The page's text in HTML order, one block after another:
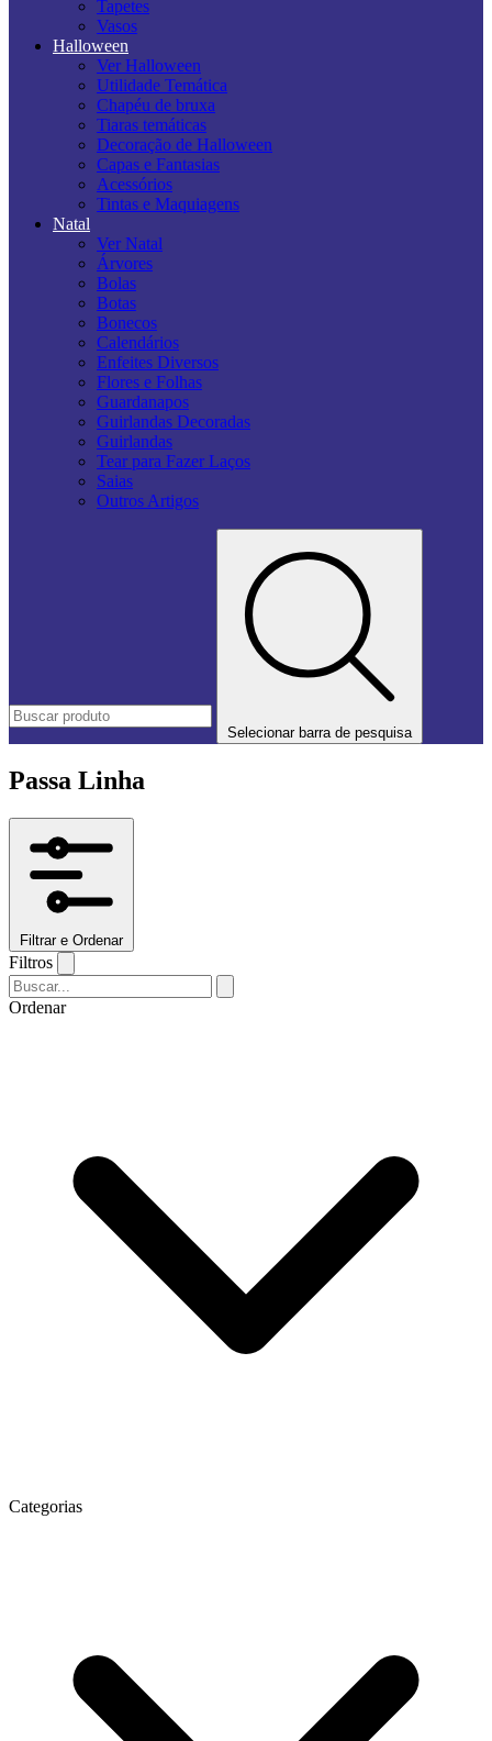
Tapetes
Vasos
Halloween
Ver Halloween
Utilidade Temática
Chapéu de bruxa
Tiaras temáticas
Decoração de Halloween
Capas e Fantasias
Acessórios
Tintas e Maquiagens
Natal
Ver Natal
Árvores
Bolas
Botas
Bonecos
Calendários
Enfeites Diversos
Flores e Folhas
Guardanapos
Guirlandas Decoradas
Guirlandas
Tear para Fazer Laços
Saias
Outros Artigos
Selecionar barra de pesquisa
Passa Linha
Filtrar e Ordenar
Filtros
Ordenar
Categorias